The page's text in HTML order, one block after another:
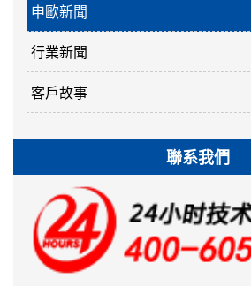
申歐新聞
行業新聞
客戶故事
聯系我們